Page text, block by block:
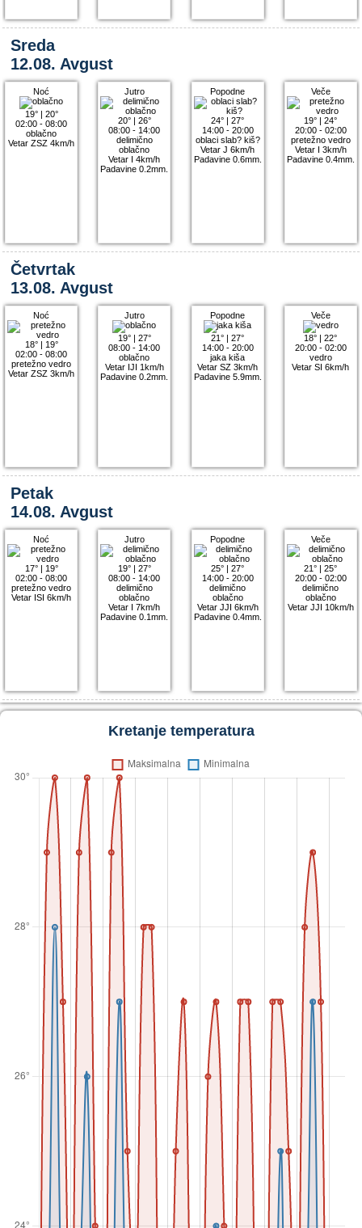
Sreda
12.08. Avgust
Noć
19°| 20°
02:00 - 08:00
oblačno
Vetar ZSZ 4km/h
Jutro
20°| 26°
08:00 - 14:00
delimično
oblačno
Vetar I 4km/h
Padavine 0.2mm.
Popodne
24° |27°
14:00 - 20:00
oblaci slab? kiš?
Vetar J 6km/h
Padavine 0.6mm.
Veče
19° |24°
20:00 - 02:00
pretežno vedro
Vetar I 3km/h
Padavine 0.4mm.
Četvrtak
13.08. Avgust
Noć
18°| 19°
02:00 - 08:00
pretežno vedro
Vetar ZSZ 3km/h
Jutro
19°| 27°
08:00 - 14:00
oblačno
Vetar IJI 1km/h
Padavine 0.2mm.
Popodne
21° |27°
14:00 - 20:00
jaka kiša
Vetar SZ 3km/h
Padavine 5.9mm.
Veče
18° |22°
20:00 - 02:00
vedro
Vetar SI 6km/h
Petak
14.08. Avgust
Noć
17°| 19°
02:00 - 08:00
pretežno vedro
Vetar ISI 6km/h
Jutro
19°| 27°
08:00 - 14:00
delimično
oblačno
Vetar I 7km/h
Padavine 0.1mm.
Popodne
25° |27°
14:00 - 20:00
delimično
oblačno
Vetar JJI 6km/h
Padavine 0.4mm.
Veče
21° |25°
20:00 - 02:00
delimično
oblačno
Vetar JJI 10km/h
Kretanje temperatura